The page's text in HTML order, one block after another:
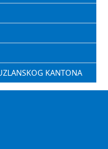
KANTONA